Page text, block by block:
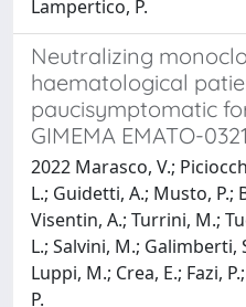
Lampertico, P.
Neutralizing
haematological
paucisymptomatic
GIMEMA EMATO-
2022 Marasco, V.;
L.; Guidetti, A.; Musto, P.;
Visentin, A.; Turrini, M.;
L.; Salvini, M.; Galimberti,
Luppi, M.; Crea, E.; Fazi,
P.